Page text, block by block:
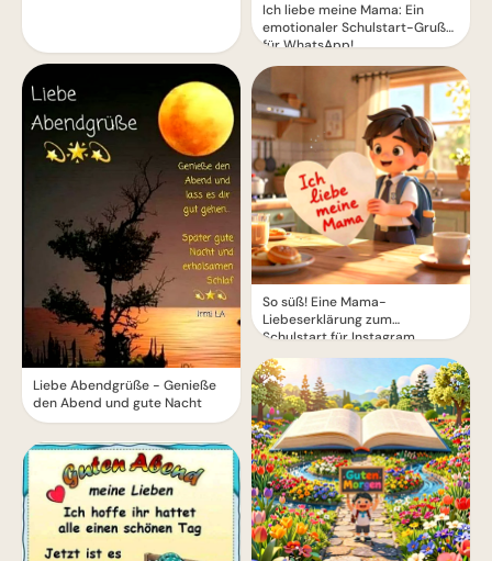
Liebe Abendgrüße - Genieße
den Abend und gute Nacht
Ich liebe meine Mama: Ein
emotionaler Schulstart-Gruß
für WhatsApp!
So süß! Eine Mama-
Liebeserklärung zum
Schulstart für Instagram